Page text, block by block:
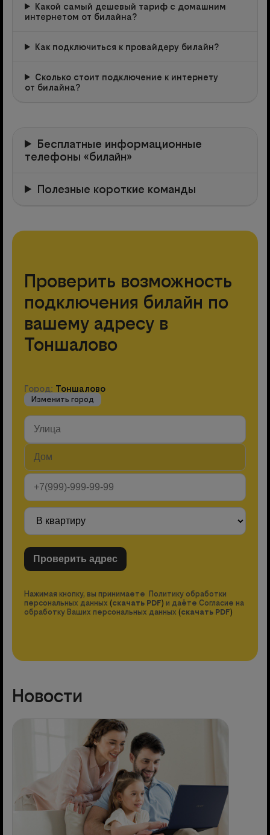
Какой самый дешевый тариф с домашним
интернетом от билайна?
Как подключиться к провайдеру билайн?
Сколько стоит подключение к интернету
от билайна?
Бесплатные информационные
телефоны «билайн»
Полезные короткие команды
Проверить возможность
подключения билайн по
вашему адресу в
Тоншалово
Город: Тоншалово
Изменить город
Нажимая кнопку, вы принимаете Политику обработки
персональных данных (скачать PDF) и даёте Согласие на
обработку Ваших персональных данных (скачать PDF)
Новости